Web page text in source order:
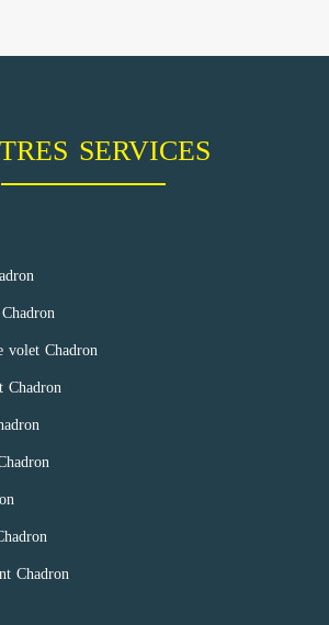
SERVICES
volet Chadron
Chadron
Chadron